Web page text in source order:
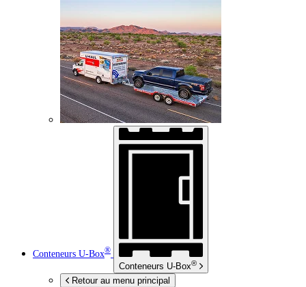
Conteneurs U-Box®
Conteneurs U-Box®
Retour au menu principal